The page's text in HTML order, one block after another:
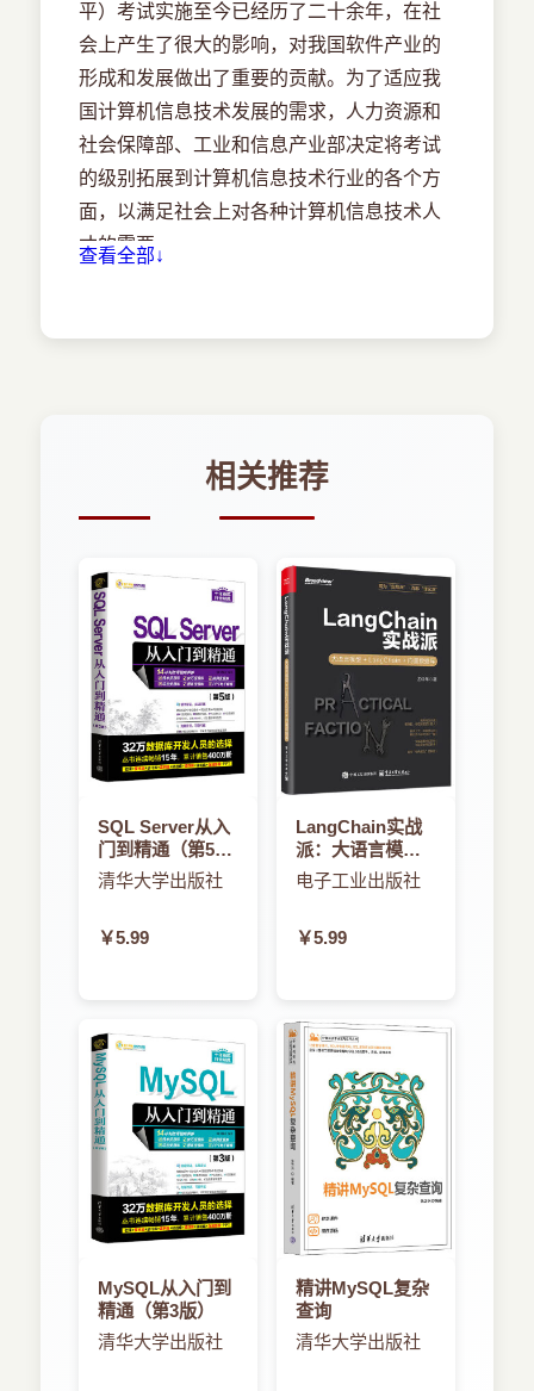
3．1．1 线性表
3．1．2 栈和队列
3．1．3 串
3．2 数组和矩阵
3．3 树和图
3．3．1 树
3．3．2 图
3．4 常用算法
第4章 操作系统知识
4．1 操作系统基础知识
4．1．2 操作系统分类及特点
4．1．3 操作系统的发展
4．2 进程管理
4．2．1 基本概念
4．2．2 进程的控制
4．2．3 进程间的通信
4．2．4 管程
……
第5章 网络基础知识
第7章 关系数据库
第9章 系统开发和运行知识
第10章 数据库设计
第11章 事务管理
第12章 数据库发展和新技术
第13章 标准化和知识产权基础知识
第14章 数据库案例分析
线性结构的特点是数据集合中的元素之间是
一种线性关系，数据元素“一个接一个地排
列”，也就是一个序列。
3.1.1 线性表
线性表是指一个序列，常采用两种存储方
法：顺序存储和链式存储，主要的操作是插
入、删除和查找。
1．线性表的定义
非空的线性表中：
（1）存在唯一的一个称作“第一个”的元素。
（2）存在唯一的一个称作“最后一个”的元
素。
（3）除第一个元素外，序列中的每个元素均
只有一个直接前驱。
（4）除最后一个元素外，序列中的每个元素
平）考试实施至今已经历了二十余年，在社
会上产生了很大的影响，对我国软件产业的
形成和发展做出了重要的贡献。为了适应我
国计算机信息技术发展的需求，人力资源和
社会保障部、工业和信息产业部决定将考试
的级别拓展到计算机信息技术行业的各个方
面，以满足社会上对各种计算机信息技术人
才的需要。
委托，对《数据库系统工程师教程》一书进
因此编写的难度很高。考虑到参加考试的人
限于篇幅所限，不能详细地展开，请读者谅
解。
全书共分14章，各章节内容安排如下：
第1章主要介绍计算机系统基础知识、计算机
体系结构以及安全性、可靠性和系统性能评
测基础、多媒体基础知识。
第2章主要介绍程序设计语言的基本概念与基
本成分，阐述了汇编程序、编译程序与解释
程序的基本原理。
矩阵、树和图的基本概念，阐述了查找和排
序的基本方法和算法；算法设计与分析的基
本概念等。
第4章主要介绍操作系统中进程管理、存储管
理、设备管理、文件管理、作业管理以及网
络语嵌入式操作系统基础知识。
第5章主要介绍网络体系结构、网络互联硬
件、网络协议与标准、Internet应用以及网络
安全知识。
查看全部↓
相关推荐
SQL Server从入
门到精通（第5
版）
清华大学出版社
￥5.99
LangChain实战
派：大语言模型
+LangChain+向
量数据库
电子工业出版社
￥5.99
MySQL从入门到
精通（第3版）
清华大学出版社
精讲MySQL复杂
查询
清华大学出版社